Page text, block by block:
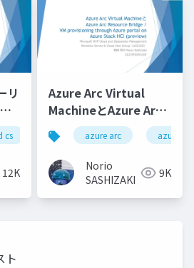
リ
cs active directory
12K
Azure Arc Virtual
MachineとAzure Arc
Resource Bridge / VM
provisioning through
Azure portal on
Azure Stack HCI
(preview)
azure arc azure
Norio
SASHIZAKI
9K
ト